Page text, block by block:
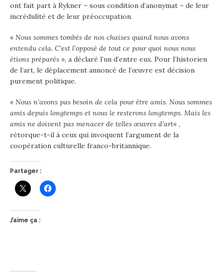
ont fait part à Rykner – sous condition d’anonymat – de leur
incrédulité et de leur préoccupation.
« Nous sommes tombés de nos chaises quand nous avons
entendu cela. C’est l’opposé de tout ce pour quoi nous nous
étions préparés », a déclaré l’un d’entre eux. Pour l’historien
de l’art, le déplacement annoncé de l’œuvre est décision
purement politique.
« Nous n’avons pas besoin de cela pour être amis. Nous sommes
amis depuis longtemps et nous le resterons longtemps. Mais les
amis ne doivent pas menacer de telles œuvres d’art« ,
rétorque-t-il à ceux qui invoquent l’argument de la
coopération culturelle franco-britannique.
Partager :
J’aime ça :